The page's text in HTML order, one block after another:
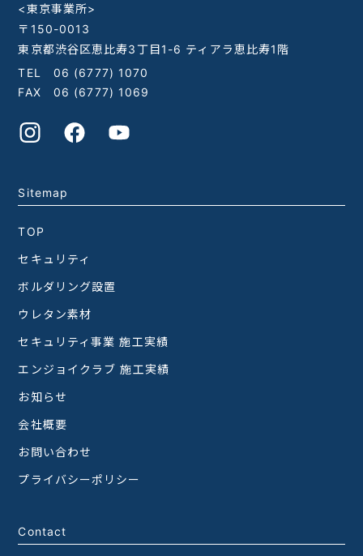
<東京事業所>
〒150-0013
東京都渋谷区恵比寿3丁目1-6 ティアラ恵比寿1階
TEL 06 (6777) 1070
FAX 06 (6777) 1069
Sitemap
TOP
セキュリティ
ボルダリング設置
ウレタン素材
セキュリティ事業 施工実績
エンジョイクラブ 施工実績
お知らせ
会社概要
お問い合わせ
プライバシーポリシー
Contact